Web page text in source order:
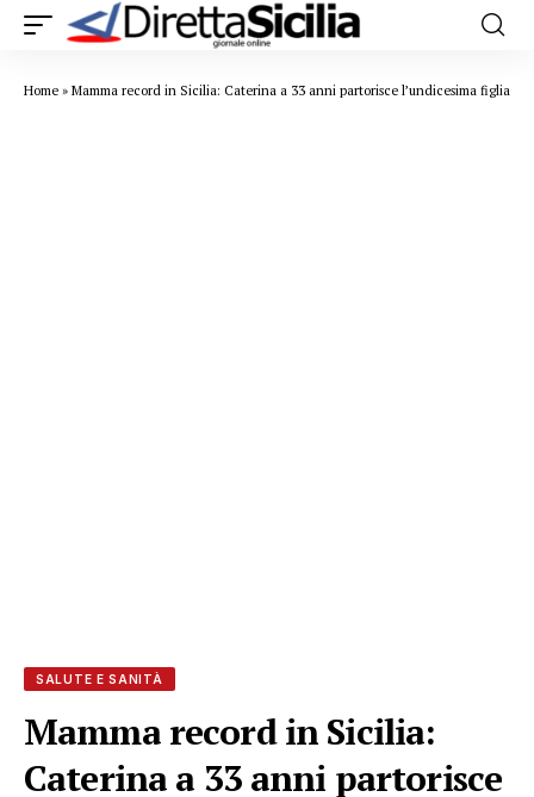
Home » Mamma record in Sicilia: Caterina a 33 anni partorisce l’undicesima figlia
SALUTE E SANITÀ
Mamma record in Sicilia:
Caterina a 33 anni partorisce